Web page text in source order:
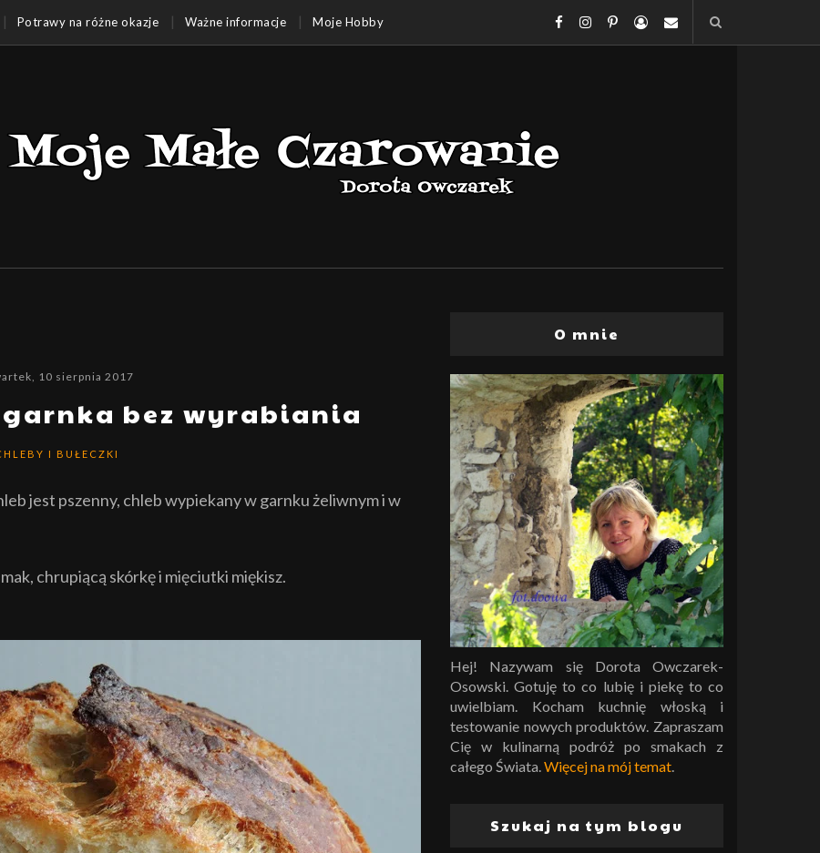
Potrawy na różne okazje Ważne informacje Moje Hobby
10 sierpnia 2017
garnka bez wyrabiania
I BUŁECZKI
jest pszenny, chleb wypiekany w garnku żeliwnym i w
chrupiącą skórkę i mięciutki miękisz.
O mnie
Hej! Nazywam się Dorota Owczarek-
Osowski. Gotuję to co lubię i piekę to co
uwielbiam. Kocham kuchnię włoską i
testowanie nowych produktów. Zapraszam
Cię w kulinarną podróż po smakach z
całego Świata.Więcej na mój temat.
Szukaj na tym blogu